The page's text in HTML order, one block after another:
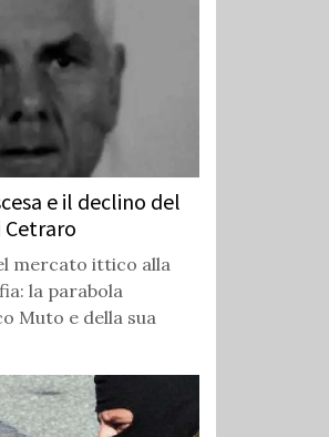
e il declino del
Cetraro
mercato ittico alla
la parabola
Muto e della sua